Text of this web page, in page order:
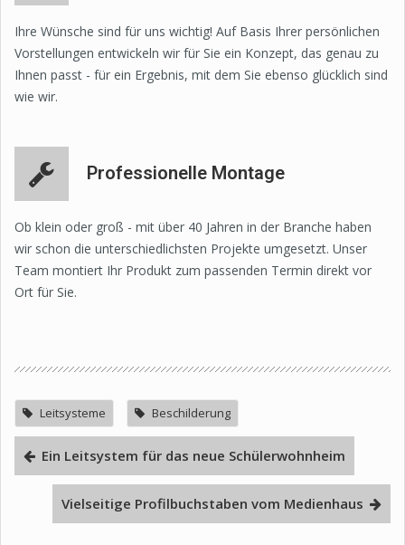
Ihre Wünsche sind für uns wichtig! Auf Basis Ihrer persönlichen
Vorstellungen entwickeln wir für Sie ein Konzept, das genau zu
Ihnen passt - für ein Ergebnis, mit dem Sie ebenso glücklich sind
wie wir.
Professionelle Montage
Ob klein oder groß - mit über 40 Jahren in der Branche haben
wir schon die unterschiedlichsten Projekte umgesetzt. Unser
Team montiert Ihr Produkt zum passenden Termin direkt vor
Ort für Sie.
Leitsysteme Beschilderung
Ein Leitsystem für das neue Schülerwohnheim
Vielseitige Profilbuchstaben vom Medienhaus